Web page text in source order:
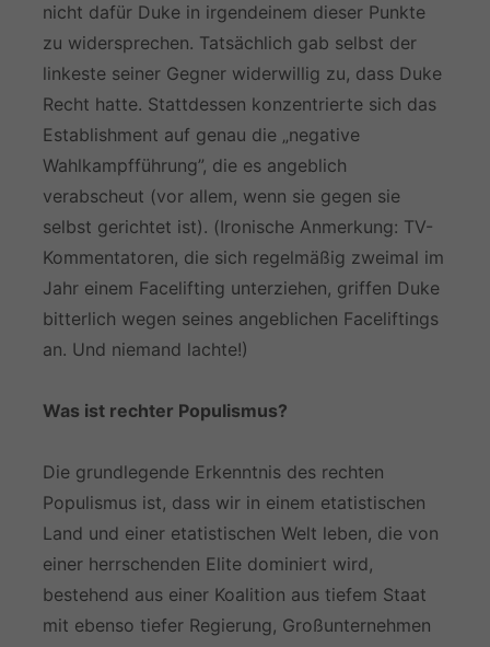
nicht dafür Duke in irgendeinem dieser Punkte
zu widersprechen. Tatsächlich gab selbst der
linkeste seiner Gegner widerwillig zu, dass Duke
Recht hatte. Stattdessen konzentrierte sich das
Establishment auf genau die „negative
Wahlkampfführung”, die es angeblich
verabscheut (vor allem, wenn sie gegen sie
selbst gerichtet ist). (Ironische Anmerkung: TV-
Kommentatoren, die sich regelmäßig zweimal im
Jahr einem Facelifting unterziehen, griffen Duke
bitterlich wegen seines angeblichen Faceliftings
an. Und niemand lachte!)
Was ist rechter Populismus?
Die grundlegende Erkenntnis des rechten
Populismus ist, dass wir in einem etatistischen
Land und einer etatistischen Welt leben, die von
einer herrschenden Elite dominiert wird,
bestehend aus einer Koalition aus tiefem Staat
mit ebenso tiefer Regierung, Großunternehmen